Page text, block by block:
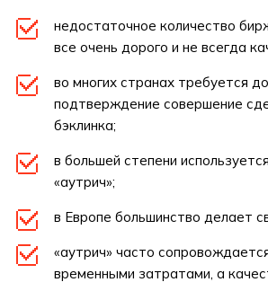
недостаточное количество
все очень дорого и не всегда
во многих странах требуется
подтверждение совершение
бэклинка;
в большей степени
«аутрич»;
в Европе большинство делает
«аутрич» часто
временными затратами, а